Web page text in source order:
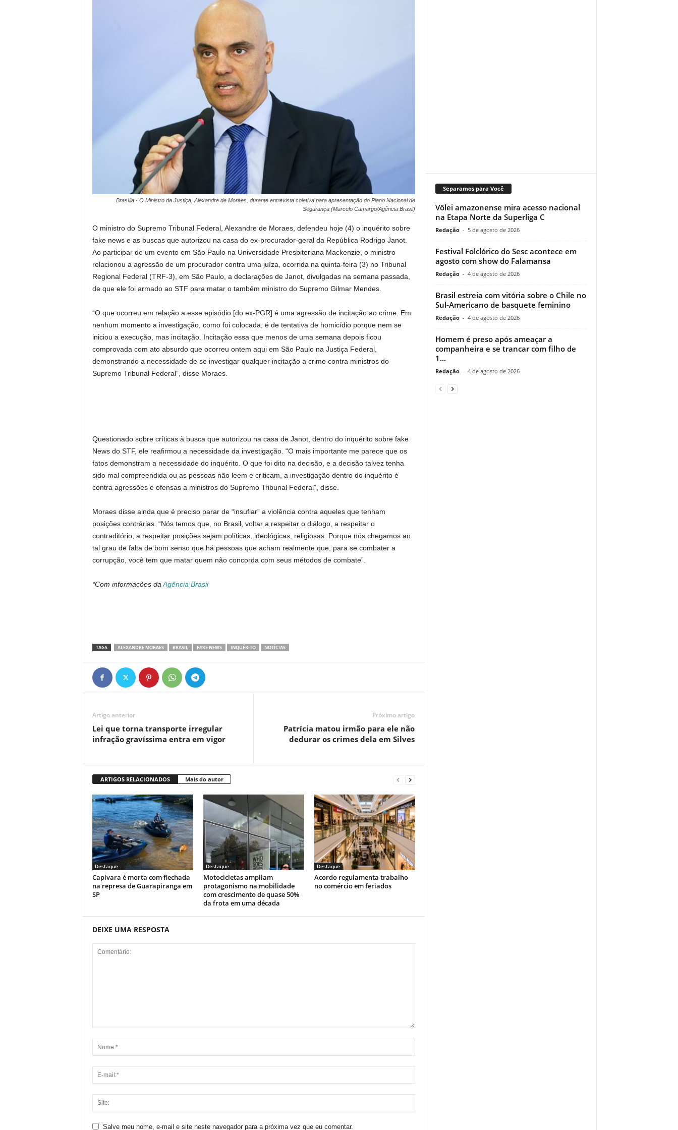
Brasília - O Ministro da Justiça, Alexandre de Moraes, durante entrevista coletiva para apresentação do Plano Nacional de
Segurança (Marcelo Camargo/Agência Brasil)
O ministro do Supremo Tribunal Federal, Alexandre de Moraes, defendeu hoje (4) o inquérito sobre
fake news e as buscas que autorizou na casa do ex-procurador-geral da República Rodrigo Janot.
Ao participar de um evento em São Paulo na Universidade Presbiteriana Mackenzie, o ministro
relacionou a agressão de um procurador contra uma juíza, ocorrida na quinta-feira (3) no Tribunal
Regional Federal (TRF-3), em São Paulo, a declarações de Janot, divulgadas na semana passada,
de que ele foi armado ao STF para matar o também ministro do Supremo Gilmar Mendes.
“O que ocorreu em relação a esse episódio [do ex-PGR] é uma agressão de incitação ao crime. Em
nenhum momento a investigação, como foi colocada, é de tentativa de homicídio porque nem se
iniciou a execução, mas incitação. Incitação essa que menos de uma semana depois ficou
comprovada com ato absurdo que ocorreu ontem aqui em São Paulo na Justiça Federal,
demonstrando a necessidade de se investigar qualquer incitação a crime contra ministros do
Supremo Tribunal Federal”, disse Moraes.
Questionado sobre críticas à busca que autorizou na casa de Janot, dentro do inquérito sobre fake
News do STF, ele reafirmou a necessidade da investigação. “O mais importante me parece que os
fatos demonstram a necessidade do inquérito. O que foi dito na decisão, e a decisão talvez tenha
sido mal compreendida ou as pessoas não leem e criticam, a investigação dentro do inquérito é
contra agressões e ofensas a ministros do Supremo Tribunal Federal”, disse.
Moraes disse ainda que é preciso parar de “insuflar” a violência contra aqueles que tenham
posições contrárias. “Nós temos que, no Brasil, voltar a respeitar o diálogo, a respeitar o
contraditório, a respeitar posições sejam políticas, ideológicas, religiosas. Porque nós chegamos ao
tal grau de falta de bom senso que há pessoas que acham realmente que, para se combater a
corrupção, você tem que matar quem não concorda com seus métodos de combate”.
*Com informações da Agência Brasil
TAGS ALEXANDRE MORAES BRASIL FAKE NEWS INQUÉRITO NOTÍCIAS
Artigo anterior
Lei que torna transporte irregular
infração gravíssima entra em vigor
Próximo artigo
Patrícia matou irmão para ele não
dedurar os crimes dela em Silves
ARTIGOS RELACIONADOS Mais do autor
Destaque
Capivara é morta com flechada
na represa de Guarapiranga em
SP
Destaque
Motocicletas ampliam
protagonismo na mobilidade
com crescimento de quase 50%
da frota em uma década
Destaque
Acordo regulamenta trabalho
no comércio em feriados
DEIXE UMA RESPOSTA
Salve meu nome, e-mail e site neste navegador para a próxima vez que eu comentar.
Separamos para Você
Vôlei amazonense mira acesso nacional
na Etapa Norte da Superliga C
Redação - 5 de agosto de 2026
Festival Folclórico do Sesc acontece em
agosto com show do Falamansa
Redação - 4 de agosto de 2026
Brasil estreia com vitória sobre o Chile no
Sul-Americano de basquete feminino
Redação - 4 de agosto de 2026
Homem é preso após ameaçar a
companheira e se trancar com filho de
1...
Redação - 4 de agosto de 2026